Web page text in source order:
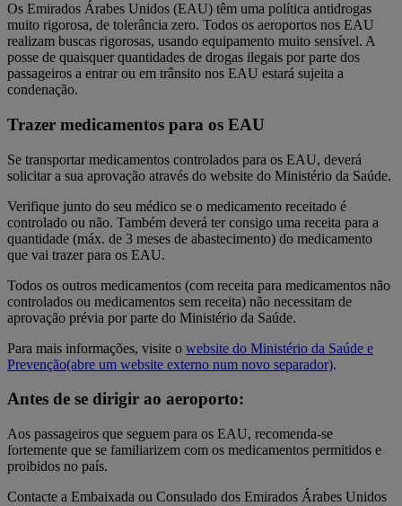
Os Emirados Árabes Unidos (EAU) têm uma política antidrogas
muito rigorosa, de tolerância zero. Todos os aeroportos nos EAU
realizam buscas rigorosas, usando equipamento muito sensível. A
posse de quaisquer quantidades de drogas ilegais por parte dos
passageiros a entrar ou em trânsito nos EAU estará sujeita a
condenação.
Trazer medicamentos para os EAU
Se transportar medicamentos controlados para os EAU, deverá
solicitar a sua aprovação através do website do Ministério da Saúde.
Verifique junto do seu médico se o medicamento receitado é
controlado ou não. Também deverá ter consigo uma receita para a
quantidade (máx. de 3 meses de abastecimento) do medicamento
que vai trazer para os EAU.
Todos os outros medicamentos (com receita para medicamentos não
controlados ou medicamentos sem receita) não necessitam de
aprovação prévia por parte do Ministério da Saúde.
Para mais informações, visite o website do Ministério da Saúde e
Prevenção(abre um website externo num novo separador).
Antes de se dirigir ao aeroporto:
Aos passageiros que seguem para os EAU, recomenda-se
fortemente que se familiarizem com os medicamentos permitidos e
proibidos no país.
Contacte a Embaixada ou Consulado dos Emirados Árabes Unidos